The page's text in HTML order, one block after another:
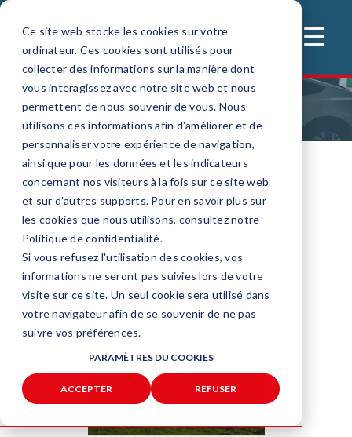
Ce site web stocke les cookies sur votre
ordinateur. Ces cookies sont utilisés pour
collecter des informations sur la manière dont
vous interagissez avec notre site web et nous
permettent de nous souvenir de vous. Nous
utilisons ces informations afin d'améliorer et de
personnaliser votre expérience de navigation,
ainsi que pour les données et les indicateurs
concernant nos visiteurs à la fois sur ce site web
et sur d'autres supports. Pour en savoir plus sur
les cookies que nous utilisons, consultez notre
Politique de confidentialité.
Si vous refusez l'utilisation des cookies, vos
informations ne seront pas suivies lors de votre
visite sur ce site. Un seul cookie sera utilisé dans
votre navigateur afin de se souvenir de ne pas
suivre vos préférences.
PARAMÈTRES DU COOKIES
ACCEPTER REFUSER
MENU
Accueil Systemes automatiques Brouillard d'eau
Brouillard d'eau